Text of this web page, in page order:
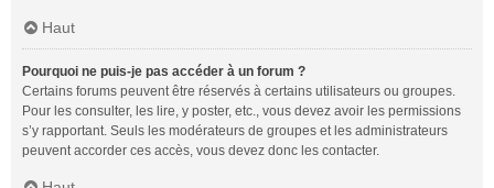
Haut
Pourquoi ne puis-je pas accéder à un forum ?
Certains forums peuvent être réservés à certains utilisateurs ou groupes.
Pour les consulter, les lire, y poster, etc., vous devez avoir les permissions
s’y rapportant. Seuls les modérateurs de groupes et les administrateurs
peuvent accorder ces accès, vous devez donc les contacter.